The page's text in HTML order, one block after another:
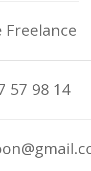
57 98 14